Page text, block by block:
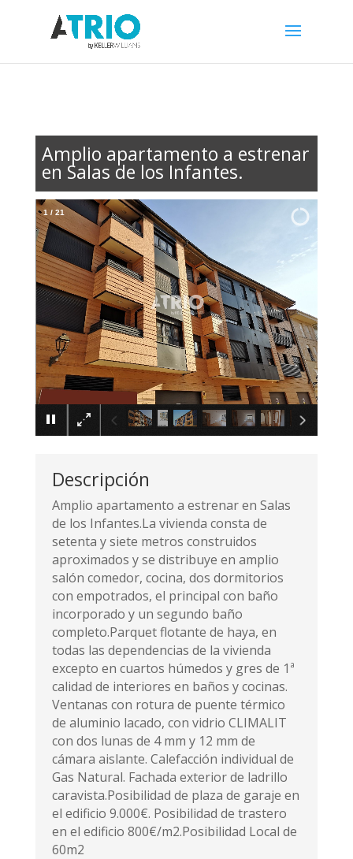
Amplio apartamento a estrenar
en Salas de los Infantes.
×
2 / 21
Descripción
Amplio apartamento a estrenar en Salas
de los Infantes.La vivienda consta de
setenta y siete metros construidos
aproximados y se distribuye en amplio
salón comedor, cocina, dos dormitorios
con empotrados, el principal con baño
incorporado y un segundo baño
completo.Parquet flotante de haya, en
todas las dependencias de la vivienda
excepto en cuartos húmedos y gres de 1ª
calidad de interiores en baños y cocinas.
Ventanas con rotura de puente térmico
de aluminio lacado, con vidrio CLIMALIT
con dos lunas de 4 mm y 12 mm de
cámara aislante. Calefacción individual de
Gas Natural. Fachada exterior de ladrillo
caravista.Posibilidad de plaza de garaje en
el edificio 9.000€. Posibilidad de trastero
en el edificio 800€/m2.Posibilidad Local de
60m2